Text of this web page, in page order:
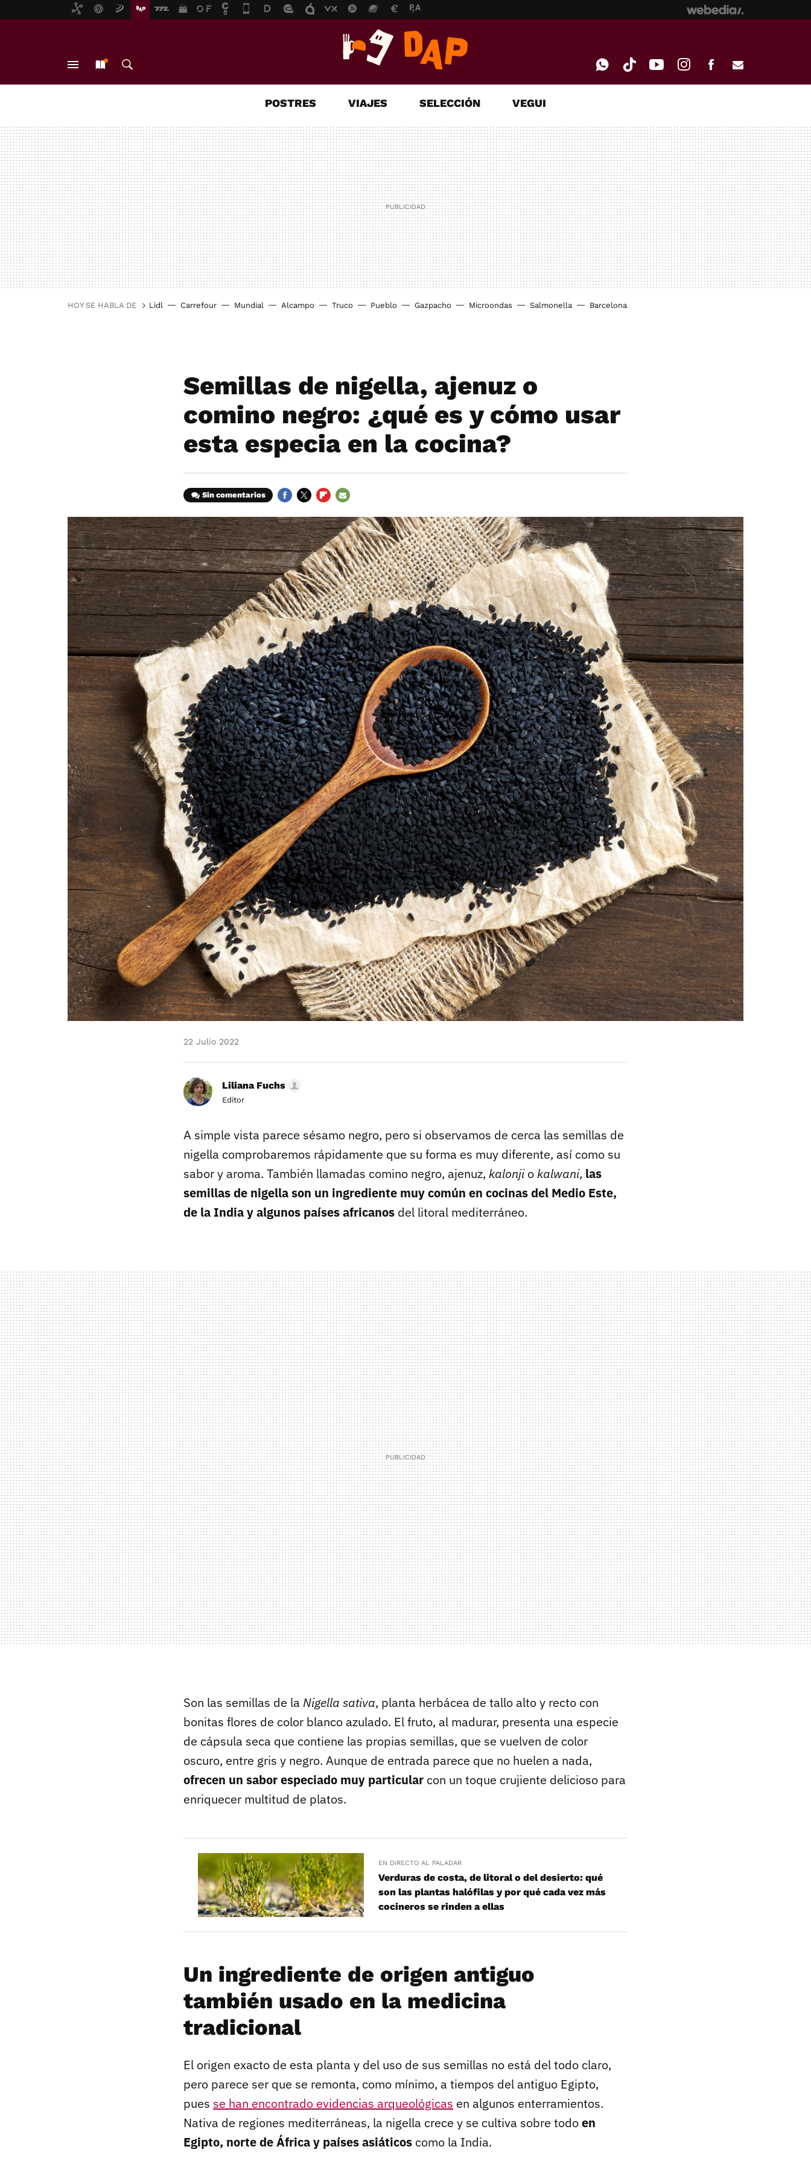
MAIL
POSTRES VIAJES SELECCIÓN VEGUI
HOY SE HABLA DE Lidl Carrefour Mundial Alcampo Truco Pueblo Gazpacho Microondas Salmonella Barcelona
Semillas de nigella, ajenuz o
comino negro: ¿qué es y cómo usar
esta especia en la cocina?
Sin comentarios
MAIL
22 Julio 2022
Liliana Fuchs
Editor
A simple vista parece sésamo negro, pero si observamos de cerca las semillas de
nigella comprobaremos rápidamente que su forma es muy diferente, así como su
sabor y aroma. También llamadas comino negro, ajenuz, kalonjiokalwani, las
semillas de nigella son un ingrediente muy común en cocinas del Medio Este,
de la India y algunos países africanos del litoral mediterráneo.
Son las semillas de la Nigella sativa, planta herbácea de tallo alto y recto con
bonitas flores de color blanco azulado. El fruto, al madurar, presenta una especie
de cápsula seca que contiene las propias semillas, que se vuelven de color
oscuro, entre gris y negro. Aunque de entrada parece que no huelen a nada,
ofrecen un sabor especiado muy particular con un toque crujiente delicioso para
enriquecer multitud de platos.
EN DIRECTO AL PALADAR
Verduras de costa, de litoral o del desierto: qué
son las plantas halófilas y por qué cada vez más
cocineros se rinden a ellas
Un ingrediente de origen antiguo
también usado en la medicina
tradicional
El origen exacto de esta planta y del uso de sus semillas no está del todo claro,
pero parece ser que se remonta, como mínimo, a tiempos del antiguo Egipto,
pues se han encontrado evidencias arqueológicas en algunos enterramientos.
Nativa de regiones mediterráneas, la nigella crece y se cultiva sobre todoen
Egipto, norte de África y países asiáticos como la India.